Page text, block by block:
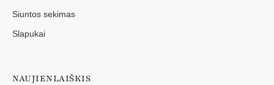
Siuntos sekimas
Slapukai
NAUJIENLAIŠKIS